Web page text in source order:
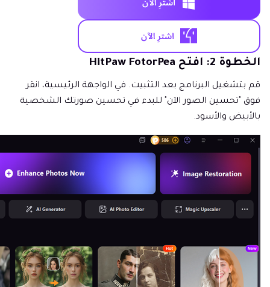
الخطوة 2: افتح HitPaw FotorPea
قم بتشغيل البرنامج بعد التثبيت. في الواجهة الرئيسية، انقر
فوق "تحسين الصور الآن" للبدء في تحسين صورتك الشخصية
بالأبيض والأسود.